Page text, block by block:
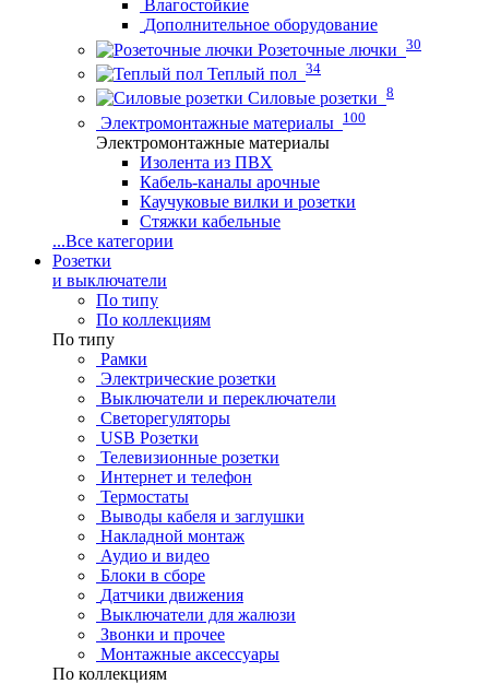
Влагостойкие
Дополнительное оборудование
Розеточные лючки 30
Теплый пол 34
Силовые розетки 8
Электромонтажные материалы 100
Электромонтажные материалы
Изолента из ПВХ
Кабель-каналы арочные
Каучуковые вилки и розетки
Стяжки кабельные
...Все категории
Розетки
и выключатели
По типу
По коллекциям
По типу
Рамки
Электрические розетки
Выключатели и переключатели
Светорегуляторы
USB Розетки
Телевизионные розетки
Интернет и телефон
Термостаты
Выводы кабеля и заглушки
Накладной монтаж
Аудио и видео
Блоки в сборе
Датчики движения
Выключатели для жалюзи
Звонки и прочее
Монтажные аксессуары
По коллекциям